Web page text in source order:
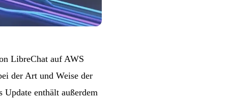
LibreChat auf AWS
der Art und Weise der
enthält außerdem